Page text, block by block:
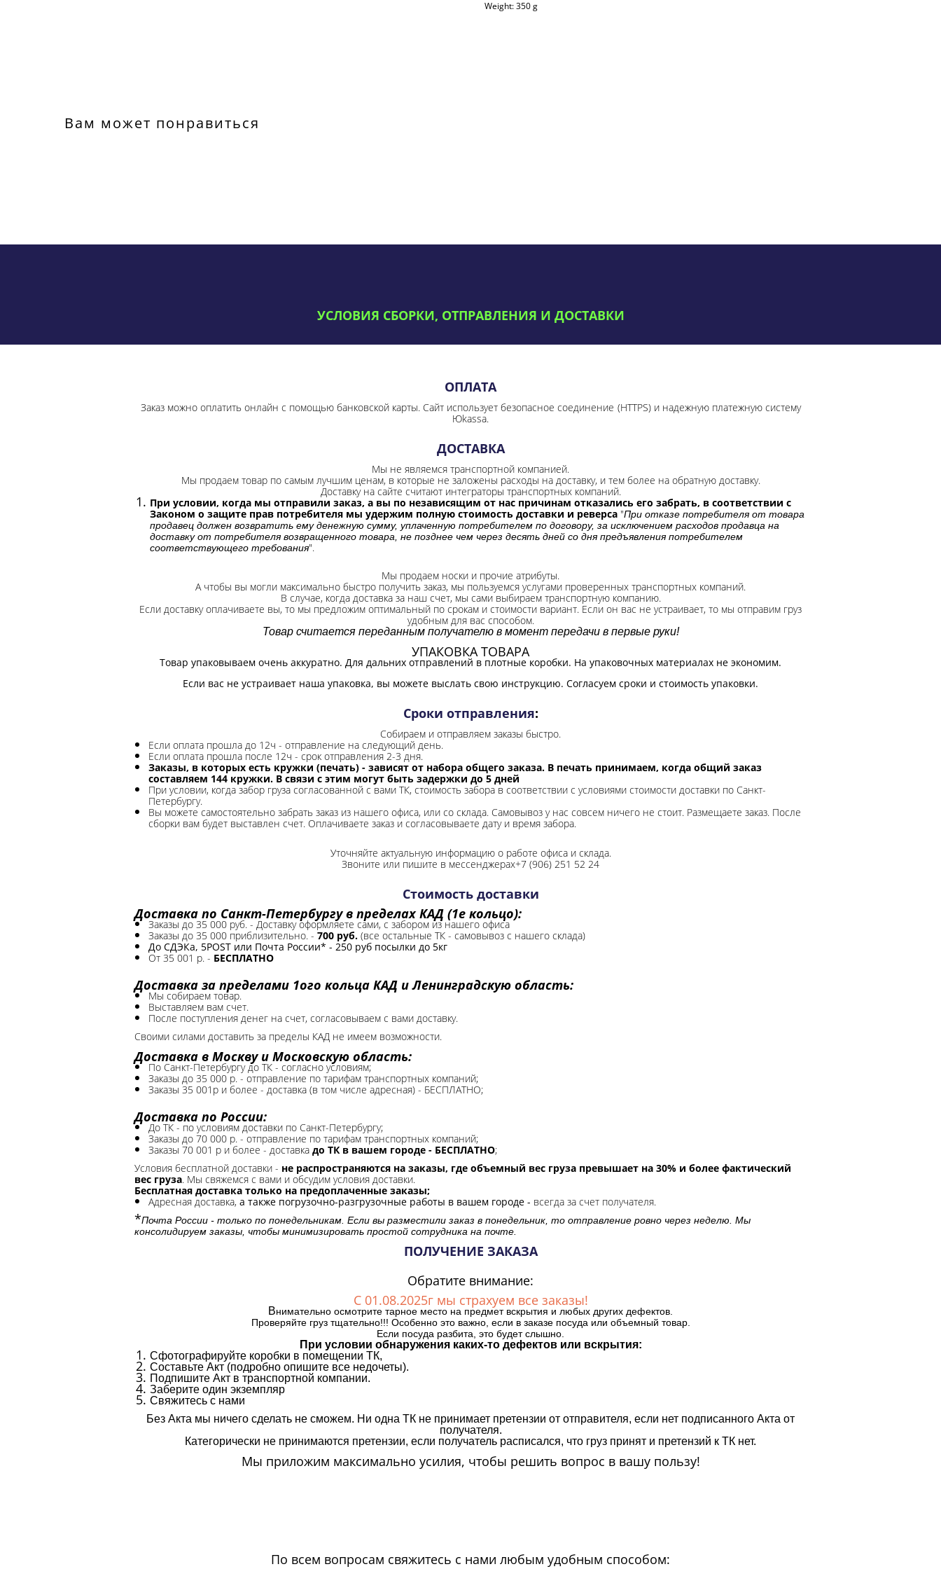
Weight: 350 g
Вам может понравиться
УСЛОВИЯ СБОРКИ, ОТПРАВЛЕНИЯ И ДОСТАВКИ
ОПЛАТА
Заказ можно оплатить онлайн с помощью банковской карты. Сайт использует безопасное соединение (HTTPS) и надежную платежную систему
Юkassa.
ДОСТАВКА
Мы не являемся транспортной компанией.
Мы продаем товар по самым лучшим ценам, в которые не заложены расходы на доставку, и тем более на обратную доставку.
Доставку на сайте считают интеграторы транспортных компаний.
При условии, когда мы отправили заказ, а вы по независящим от нас причинам отказались его забрать, в соответствии с
Законом о защите прав потребителя мы удержим полную стоимость доставки и реверса "При отказе потребителя от товара
продавец должен возвратить ему денежную сумму, уплаченную потребителем по договору, за исключением расходов продавца на
доставку от потребителя возвращенного товара, не позднее чем через десять дней со дня предъявления потребителем
соответствующего требования".
Мы продаем носки и прочие атрибуты.
А чтобы вы могли максимально быстро получить заказ, мы пользуемся услугами проверенных транспортных компаний.
В случае, когда доставка за наш счет, мы сами выбираем транспортную компанию.
Если доставку оплачиваете вы, то мы предложим оптимальный по срокам и стоимости вариант. Если он вас не устраивает, то мы отправим груз
удобным для вас способом.
Товар считается переданным получателю в момент передачи в первые руки!
УПАКОВКА ТОВАРА
Товар упаковываем очень аккуратно. Для дальних отправлений в плотные коробки. На упаковочных материалах не экономим.
Если вас не устраивает наша упаковка, вы можете выслать свою инструкцию. Согласуем сроки и стоимость упаковки.
Сроки отправления:
Собираем и отправляем заказы быстро.
Если оплата прошла до 12ч - отправление на следующий день.
Если оплата прошла после 12ч - срок отправления 2-3 дня.
Заказы, в которых есть кружки (печать) - зависят от набора общего заказа. В печать принимаем, когда общий заказ
составляем 144 кружки. В связи с этим могут быть задержки до 5 дней
При условии, когда забор груза согласованной с вами ТК, стоимость забора в соответствии с условиями стоимости доставки по Санкт-
Петербургу.
Вы можете самостоятельно забрать заказ из нашего офиса, или со склада. Самовывоз у нас совсем ничего не стоит. Размещаете заказ. После
сборки вам будет выставлен счет. Оплачиваете заказ и согласовываете дату и время забора.
Уточняйте актуальную информацию о работе офиса и склада.
Звоните или пишите в мессенджерах+7 (906) 251 52 24
Стоимость доставки
Доставка по Санкт-Петербургу в пределах КАД (1е кольцо):
Заказы до 35 000 руб. - Доставку оформляете сами, с забором из нашего офиса
Заказы до 35 000 приблизительно. - 700 руб. (все остальные ТК - самовывоз с нашего склада)
До СДЭКа, 5POST или Почта России* - 250 руб посылки до 5кг
От 35 001 р. - БЕСПЛАТНО
Доставка за пределами 1ого кольца КАД и Ленинградскую область:
Мы собираем товар.
Выставляем вам счет.
После поступления денег на счет, согласовываем с вами доставку.
Своими силами доставить за пределы КАД не имеем возможности.​
Доставка в Москву и Московскую область:
По Санкт-Петербургу до ТК - согласно условиям;
Заказы до 35 000 р. - отправление по тарифам транспортных компаний;
Заказы 35 001р и более - доставка (в том числе адресная) - БЕСПЛАТНО;
Доставка по России:
До ТК - по условиям доставки по Санкт-Петербургу;
Заказы до 70 000 р. - отправление по тарифам транспортных компаний;
Заказы 70 001 р и более - доставка до ТК в вашем городе - БЕСПЛАТНО;
Условия бесплатной доставки - не распространяются на заказы, где объемный вес груза превышает на 30% и более фактический
вес груза. Мы свяжемся с вами и обсудим условия доставки.
Бесплатная доставка только на предоплаченные заказы;
Адресная доставка, а также погрузочно-разгрузочные работы в вашем городе - всегда за счет получателя.
*Почта России - только по понедельникам. Если вы разместили заказ в понедельник, то отправление ровно через неделю. Мы
консолидируем заказы, чтобы минимизировать простой сотрудника на почте.
ПОЛУЧЕНИЕ ЗАКАЗА
Обратите внимание:
С 01.08.2025г мы страхуем все заказы!
Внимательно осмотрите тарное место на предмет вскрытия и любых других дефектов.
Проверяйте груз тщательно!!! Особенно это важно, если в заказе посуда или объемный товар.
Если посуда разбита, это будет слышно.
При условии обнаружения каких-то дефектов или вскрытия:
Сфотографируйте коробки в помещении ТК,
Составьте Акт (подробно опишите все недочеты).
Подпишите Акт в транспортной компании.
Заберите один экземпляр
Свяжитесь с нами
Без Акта мы ничего сделать не сможем. Ни одна ТК не принимает претензии от отправителя, если нет подписанного Акта от
получателя.
Категорически не принимаются претензии, если получатель расписался, что груз принят и претензий к ТК нет.
Мы приложим максимально усилия, чтобы решить вопрос в вашу пользу!
По всем вопросам свяжитесь с нами любым удобным способом: